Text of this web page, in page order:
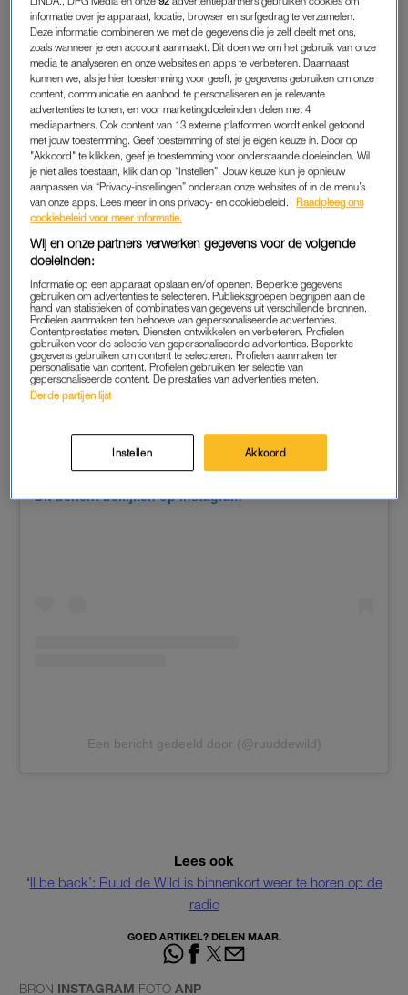
De Wild onthulde maandag al zijn zomerse coupe soleil op
hetzelfde platform, maar hij is ook zeker niet te beroerd om
zijn nieuwe look zelf aan een grap te onderwerpen. In de video
van donderdag houdt de radio dj inLove Actually-stijl een
stapel papiertjes met een ‘zeer belangrijke’ boodschap voor
zijn borst. Het één voor één laten vallen van de blaadjes blijkt
echter nogal, eh, een uitdaging.
Dit bericht bekijken op Instagram
Een bericht gedeeld door (@ruuddewild)
Lees ook
‘ll be back’: Ruud de Wild is binnenkort weer te horen op de
radio
GOED ARTIKEL? DELEN MAAR.
BRON INSTAGRAM FOTO ANP
informatie over je apparaat, locatie, browser en surfgedrag te verzamelen.
Deze informatie combineren we met de gegevens die je zelf deelt met ons,
zoals wanneer je een account aanmaakt. Dit doen we om het gebruik van onze
media te analyseren en onze websites en apps te verbeteren. Daarnaast
kunnen we, als je hier toestemming voor geeft, je gegevens gebruiken om onze
content, communicatie en aanbod te personaliseren en je relevante
advertenties te tonen, en voor marketingdoeleinden delen met 4
mediapartners. Ook content van 13 externe platformen wordt enkel getoond
met jouw toestemming. Geef toestemming of stel je eigen keuze in. Door op
"Akkoord" te klikken, geef je toestemming voor onderstaande doeleinden. Wil
je niet alles toestaan, klik dan op “Instellen”. Jouw keuze kun je opnieuw
aanpassen via “Privacy-instellingen” onderaan onze websites of in de menu’s
van onze apps. Lees meer in ons privacy- en cookiebeleid.
Raadpleeg ons
cookiebeleid voor meer informatie.
Wij en onze partners verwerken gegevens voor de volgende
doeleinden:
Informatie op een apparaat opslaan en/of openen. Beperkte gegevens
gebruiken om advertenties te selecteren. Publieksgroepen begrijpen aan de
hand van statistieken of combinaties van gegevens uit verschillende bronnen.
Profielen aanmaken ten behoeve van gepersonaliseerde advertenties.
Contentprestaties meten. Diensten ontwikkelen en verbeteren. Profielen
gebruiken voor de selectie van gepersonaliseerde advertenties. Beperkte
gegevens gebruiken om content te selecteren. Profielen aanmaken ter
personalisatie van content. Profielen gebruiken ter selectie van
gepersonaliseerde content. De prestaties van advertenties meten.
Derde partijen lijst
Instellen Akkoord